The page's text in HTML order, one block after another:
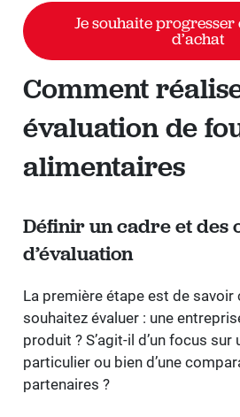
Je souhaite
d’achat
Comment
évaluation de
alimentaires
Définir un cadre et des
d’évaluation
La première étape est de savoir
souhaitez évaluer : une
produit ? S’agit-il d’un focus
particulier ou bien d’une
partenaires ?